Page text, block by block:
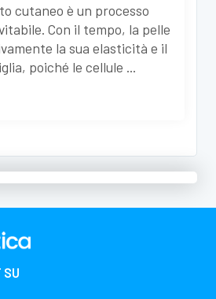
cutaneo è un processo
Con il tempo, la pelle
la sua elasticità e il
poiché le cellule ...
SU